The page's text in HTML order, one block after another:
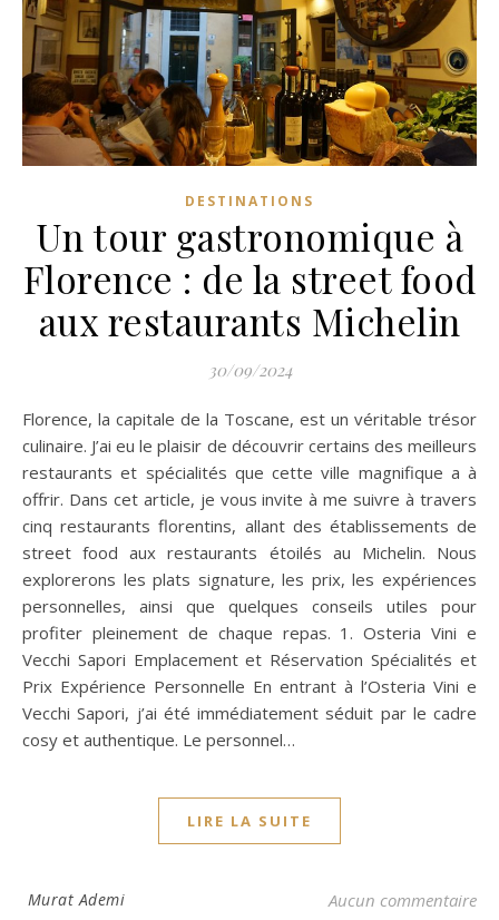
DESTINATIONS
Un tour gastronomique à
Florence : de la street food
aux restaurants Michelin
30/09/2024
Florence, la capitale de la Toscane, est un véritable trésor
culinaire. J’ai eu le plaisir de découvrir certains des meilleurs
restaurants et spécialités que cette ville magnifique a à
offrir. Dans cet article, je vous invite à me suivre à travers
cinq restaurants florentins, allant des établissements de
street food aux restaurants étoilés au Michelin. Nous
explorerons les plats signature, les prix, les expériences
personnelles, ainsi que quelques conseils utiles pour
profiter pleinement de chaque repas. 1. Osteria Vini e
Vecchi Sapori Emplacement et Réservation Spécialités et
Prix Expérience Personnelle En entrant à l’Osteria Vini e
Vecchi Sapori, j’ai été immédiatement séduit par le cadre
cosy et authentique. Le personnel…
LIRE LA SUITE
Murat Ademi Aucun commentaire